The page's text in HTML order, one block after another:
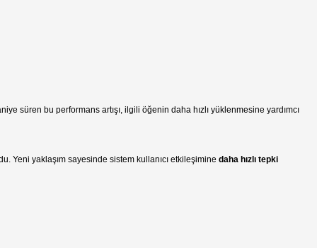
süren bu performans artışı, ilgili öğenin daha hızlı yüklenmesine yardımcı
Yeni yaklaşım sayesinde sistem kullanıcı etkileşimine daha hızlı tepki